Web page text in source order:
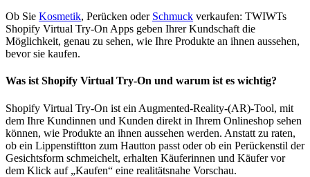
Ob Sie Kosmetik, Perücken oder Schmuck verkaufen: TWIWTs
Shopify Virtual Try-On Apps geben Ihrer Kundschaft die
Möglichkeit, genau zu sehen, wie Ihre Produkte an ihnen aussehen,
bevor sie kaufen.
Was ist Shopify Virtual Try-On und warum ist es wichtig?
Shopify Virtual Try-On ist ein Augmented-Reality-(AR)-Tool, mit
dem Ihre Kundinnen und Kunden direkt in Ihrem Onlineshop sehen
können, wie Produkte an ihnen aussehen werden. Anstatt zu raten,
ob ein Lippenstiftton zum Hautton passt oder ob ein Perückenstil der
Gesichtsform schmeichelt, erhalten Käuferinnen und Käufer vor
dem Klick auf „Kaufen“ eine realitätsnahe Vorschau.